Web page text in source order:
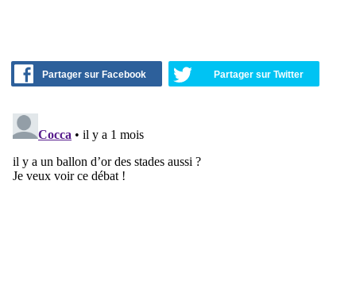
Partager sur Facebook Partager sur Twitter